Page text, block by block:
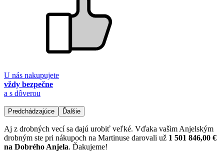
U nás nakupujete
vždy bezpečne
a s dôverou
Predchádzajúce Ďalšie
Aj z drobných vecí sa dajú urobiť veľké. Vďaka vašim Anjelským
drobným ste pri nákupoch na Martinuse darovali už 1 501 846,00 €
na Dobrého Anjela. Ďakujeme!